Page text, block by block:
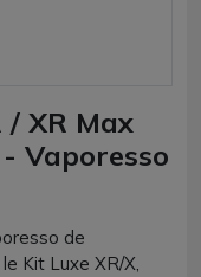
/ XR Max
Vaporesso
de
Kit Luxe XR/X,